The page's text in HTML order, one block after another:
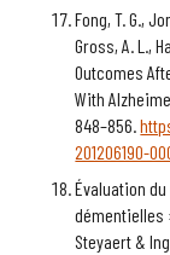
Fong, T. G.,
Gross, A. L.,
Outcomes
With
848–856.
201206190-
Évaluation
démentielles
Steyaert &